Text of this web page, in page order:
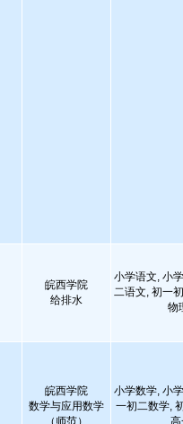
皖西学院
给排水
小学语文, 小
二语文, 初一
物
皖西学院
数学与应用数学
（师范）
小学数学, 小
一初二数学,